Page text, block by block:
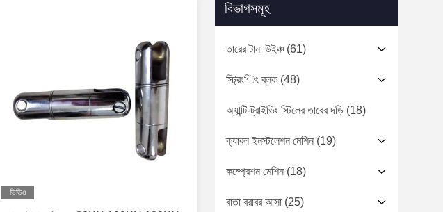
ভিডিও
বিভাগসমূহ
তারের টানা উইঞ্চ (61)
স্ট্রিংিং ব্লক (48)
অ্যান্টি-ট্রাইভিং স্টিলের তারের দড়ি (18)
ক্যাবল ইনস্টলেশন মেশিন (19)
কম্প্রেশন মেশিন (18)
বাতা বরাবর আসা (25)